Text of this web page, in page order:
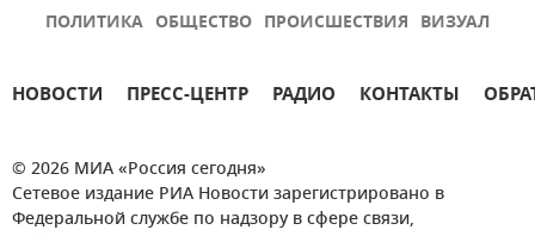
ПОЛИТИКА ОБЩЕСТВО ПРОИСШЕСТВИЯ ВИЗУАЛ
НОВОСТИ ПРЕСС-ЦЕНТР РАДИО КОНТАКТЫ
© 2026 МИА «Россия сегодня»
Сетевое издание РИА Новости зарегистрировано в
Федеральной службе по надзору в сфере связи,